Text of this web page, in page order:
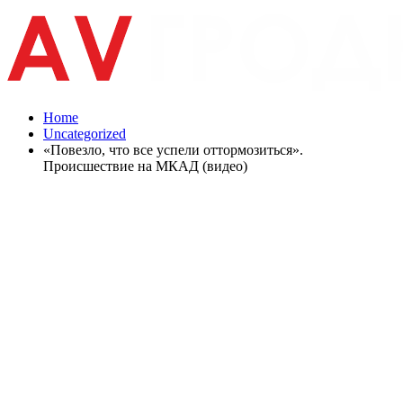
Home
Uncategorized
«Повезло, что все успели оттормозиться».
Происшествие на МКАД (видео)